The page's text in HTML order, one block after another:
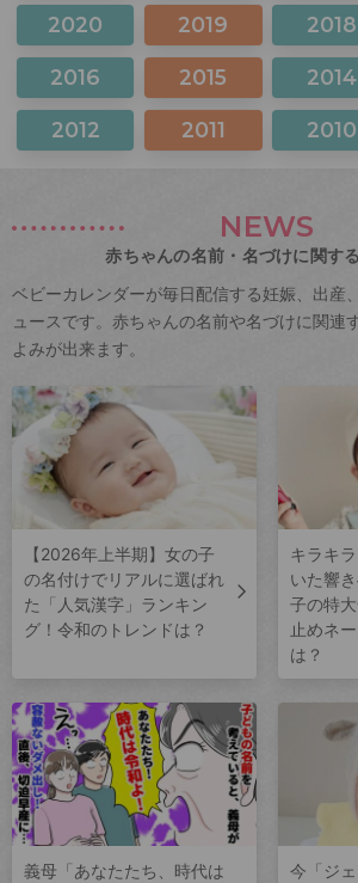
2020 2019 2018
2016 2015 2014
2012 2011 2010
NEWS
赤ちゃんの名前・名づけに関す
ベビーカレンダーが毎日配信する妊娠、出産
ュースです。赤ちゃんの名前や名づけに関連
よみが出来ます。
【2026年上半期】女の子
の名付けでリアルに選ばれ
た「人気漢字」ランキン
グ！令和のトレンドは？
キラキ
いた響
子の特
止めネ
は？
義母「あなたたち、時代は
今「ジ